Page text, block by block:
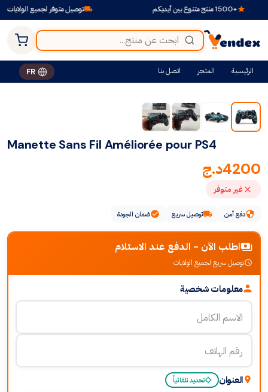
توصيل متوفر لجميع الولايات +1500 منتج متنوع بين أيديكم
الرئيسية المتجر اتصل بنا FR
Manette Sans Fil Améliorée pour PS4
4200د.ج
غير متوفر
دفع آمن توصيل سريع ضمان الجودة
اطلب الآن - الدفع عند الاستلام
توصيل سريع لجميع الولايات
معلومات شخصية
العنوان تحديد تلقائياً